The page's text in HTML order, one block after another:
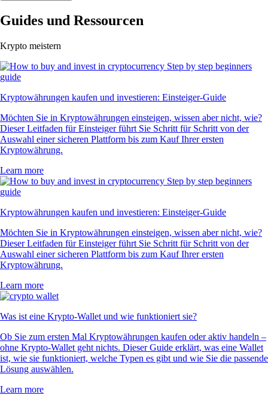
Guides und Ressourcen
Krypto meistern
Kryptowährungen kaufen und investieren: Einsteiger-Guide
Möchten Sie in Kryptowährungen einsteigen, wissen aber nicht, wie?
Dieser Leitfaden für Einsteiger führt Sie Schritt für Schritt von der
Auswahl einer sicheren Plattform bis zum Kauf Ihrer ersten
Kryptowährung.
Learn more
Kryptowährungen kaufen und investieren: Einsteiger-Guide
Möchten Sie in Kryptowährungen einsteigen, wissen aber nicht, wie?
Dieser Leitfaden für Einsteiger führt Sie Schritt für Schritt von der
Auswahl einer sicheren Plattform bis zum Kauf Ihrer ersten
Kryptowährung.
Learn more
Was ist eine Krypto-Wallet und wie funktioniert sie?
Ob Sie zum ersten Mal Kryptowährungen kaufen oder aktiv handeln –
ohne Krypto-Wallet geht nichts. Dieser Guide erklärt, was eine Wallet
ist, wie sie funktioniert, welche Typen es gibt und wie Sie die passende
Lösung auswählen.
Learn more